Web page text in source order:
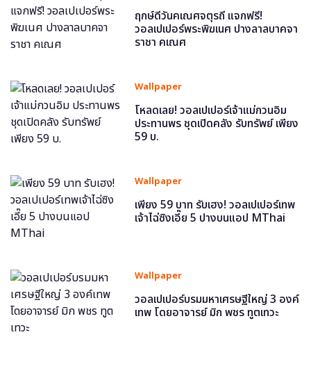
ฤกษ์ดีวันคเณศจตุรถี แจกฟรี!
วอลเปเปอร์พระพิฆเนศ ปางลาลบาคจา
ราชา คเณศ
Wallpaper
โหลดเลย! วอลเปเปอร์เจ้าแม่กวนอิม
ประทานพร ชุดเปิดคลัง รับทรัพย์ เพียง
59 บ.
Wallpaper
เพียง 59 บาท รับเฮง! วอลเปเปอร์เทพ
เจ้าไฉ่ซิงเอี๊ย 5 ปางบนแอป MThai
Wallpaper
วอลเปเปอร์บรมมหาเศรษฐีใหญ่ 3 องค์
เทพ โดยอาจารย์ มิก พชร ทูตเทวะ